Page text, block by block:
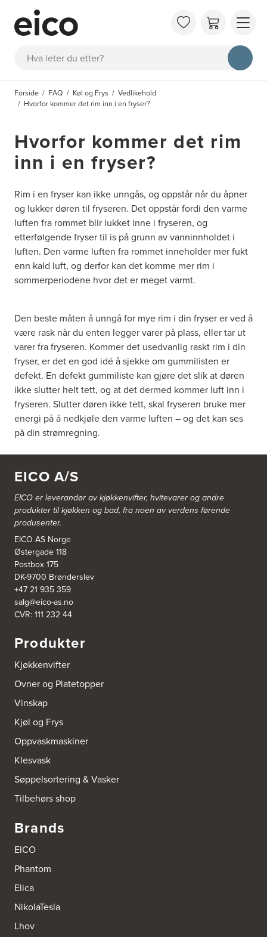
Søk
OM
FAQ
Forside FAQ Køl og Frys
Vedlikehold
Hvorfor kommer det rim inn i en fryser?
Hvorfor kommer det rim
inn i en fryser?
Rim i en fryser kan ikke unngås, og oppstår når du åpner
og lukker døren til fryseren. Det oppstår fordi den varme
luften fra rommet blir lukket inne i fryseren, og
etterfølgende fryser til is på grunn av vanninnholdet i
luften. Den varme luften fra rommet inneholder mer fukt
enn kald luft, og derfor kan det komme mer rim i
sommerperiodene hvor det er meget varmt.
Den beste måten å unngå for mye rim i din fryser er ved å
være rask når du enten legger varer på plass, eller tar ut
varer fra fryseren. Kommer det usedvanlig raskt rim i din
fryser, er det en god idé å sjekke om gummilisten er
defekt. En defekt gummiliste kan gjøre det slik at døren
ikke slutter helt tett, og at det dermed kommer luft inn i
fryseren. Slutter døren ikke tett, skal fryseren bruke mer
energi på å nedkjøle den varme luften – og det kan ses
på din strømregning.
EICO A/S
EICO er leverandør av kjøkkenvifter, hvitevarer og andre
produkter til kjøkken og bad, fra noen av verdens førende
produsenter.
EICO AS Norge
Østergade 118
Postbox 175
DK-9700 Brønderslev
+47 21 935 359
salg@eico-as.no
CVR: 111 232 44
Produkter
Kjøkkenvifter
Ovner og Platetopper
Vinskap
Kjøl og Frys
Oppvaskmaskiner
Klesvask
Søppelsortering & Vasker
Tilbehørs shop
Brands
EICO
Phantom
Elica
NikolaTesla
Lhov